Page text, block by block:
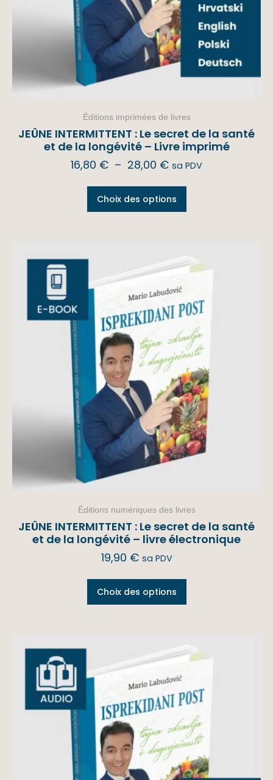
Éditions imprimées de livres
JEÛNE INTERMITTENT : Le secret de la santé
et de la longévité – Livre imprimé
16,80 € – 28,00 € sa PDV
Choix des options
Éditions numériques des livres
JEÛNE INTERMITTENT : Le secret de la santé
et de la longévité – livre électronique
19,90 € sa PDV
Choix des options